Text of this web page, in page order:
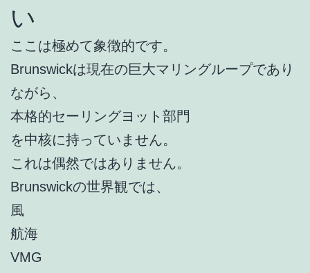
い
ここは極めて象徴的です。
Brunswickは現在の巨大マリングループであり
ながら、
本格的セーリングヨット部門
を中核に持っていません。
これは偶然ではありません。
Brunswickの世界観では、
風
航海
VMG